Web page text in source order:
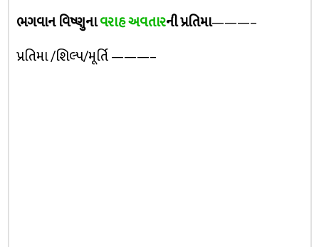
ભગવાન વિષ્ણુનાવરાહ અવતારની પ્રતિમા———–
પ્રતિમા /શિલ્પ/મૂર્તિ ———–